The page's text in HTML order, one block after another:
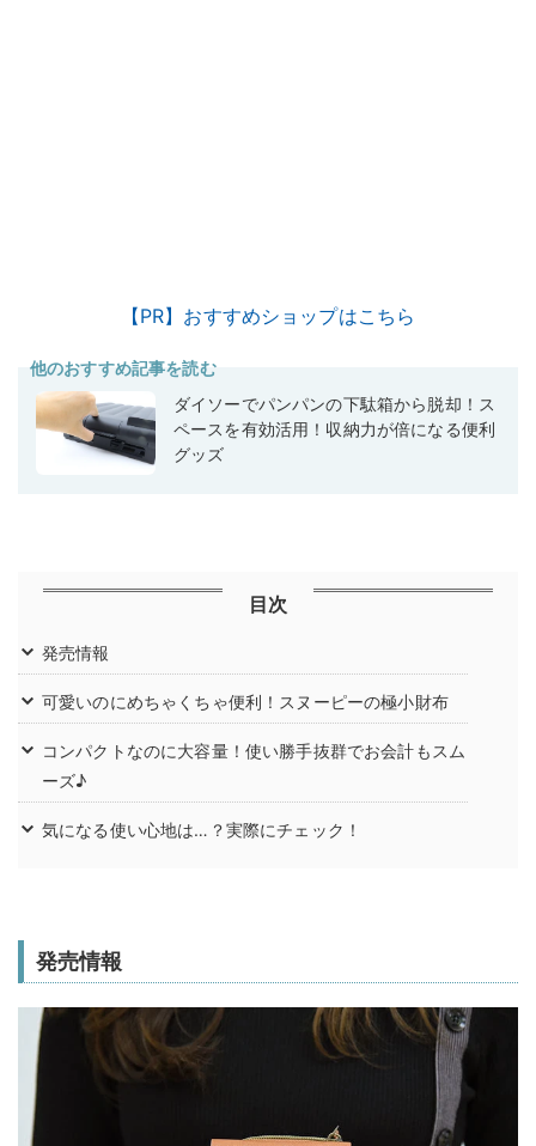
【PR】おすすめショップはこちら
他のおすすめ記事を読む
ダイソーでパンパンの下駄箱から脱却！ス
ペースを有効活用！収納力が倍になる便利
グッズ
目次
発売情報
可愛いのにめちゃくちゃ便利！スヌーピーの極小財布
コンパクトなのに大容量！使い勝手抜群でお会計もスム
ーズ♪
気になる使い心地は…？実際にチェック！
発売情報